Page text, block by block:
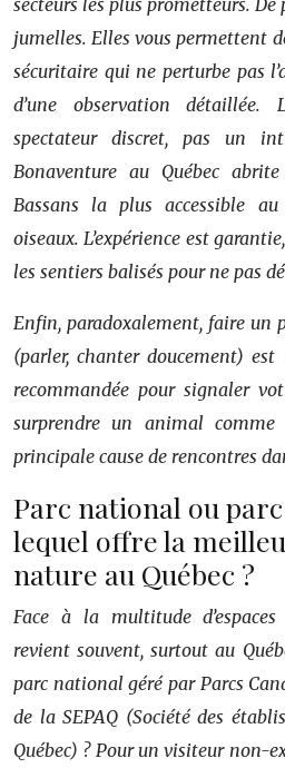
jumelles. Elles vous permettent
sécuritaire qui ne perturbe pas
d’une observation détaillée.
spectateur discret, pas un
Bonaventure au Québec
Bassans la plus accessible
oiseaux. L’expérience est
les sentiers balisés pour ne pas
Enfin, paradoxalement, faire un
(parler, chanter doucement)
recommandée pour signaler
surprendre un animal
principale cause de rencontres
Parc national ou
lequel offre la
nature au Québec ?
Face à la multitude
revient souvent, surtout au
parc national géré par Parcs
de la SEPAQ (Société des
Québec) ? Pour un visiteur non-